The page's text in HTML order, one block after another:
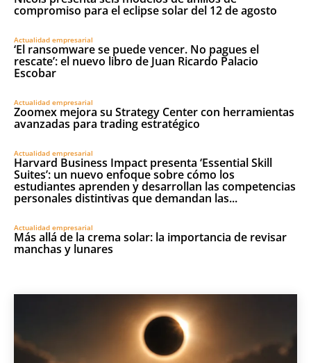
compromiso para el eclipse solar del 12 de agosto
Actualidad empresarial
‘El ransomware se puede vencer. No pagues el
rescate’: el nuevo libro de Juan Ricardo Palacio
Escobar
Actualidad empresarial
Zoomex mejora su Strategy Center con herramientas
avanzadas para trading estratégico
Actualidad empresarial
Harvard Business Impact presenta ‘Essential Skill
Suites’: un nuevo enfoque sobre cómo los
estudiantes aprenden y desarrollan las competencias
personales distintivas que demandan las...
Actualidad empresarial
Más allá de la crema solar: la importancia de revisar
manchas y lunares